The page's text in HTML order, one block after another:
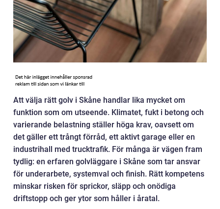
Att välja rätt golv i Skåne handlar lika mycket om
funktion som om utseende. Klimatet, fukt i betong och
varierande belastning ställer höga krav, oavsett om
det gäller ett trångt förråd, ett aktivt garage eller en
industrihall med trucktrafik. För många är vägen fram
tydlig: en erfaren golvläggare i Skåne som tar ansvar
för underarbete, systemval och finish. Rätt kompetens
minskar risken för sprickor, släpp och onödiga
driftstopp och ger ytor som håller i åratal.